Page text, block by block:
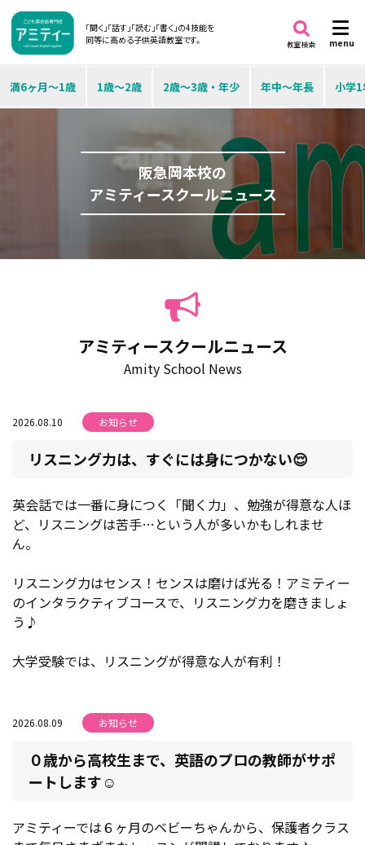
「聞く」「話す」「読む」「書く」の4技能を
同等に高める子供英語教室です。
menu
教室検索
満6ヶ月～1歳 1歳～2歳 2歳～3歳・年少 年中～年長 小学
阪急岡本校の
アミティースクールニュース
アミティースクールニュース
Amity School News
2026.08.10 お知らせ
リスニング力は、すぐには身につかない😌
英会話では一番に身につく「聞く力」、勉強が得意な人ほ
ど、リスニングは苦手…という人が多いかもしれませ
ん。
リスニング力はセンス！センスは磨けば光る！アミティー
のインタラクティブコースで、リスニング力を磨きましょ
う♪
大学受験では、リスニングが得意な人が有利！
2026.08.09 お知らせ
０歳から高校生まで、英語のプロの教師がサポ
ートします☺
アミティーでは６ヶ月のベビーちゃんから、保護者クラス